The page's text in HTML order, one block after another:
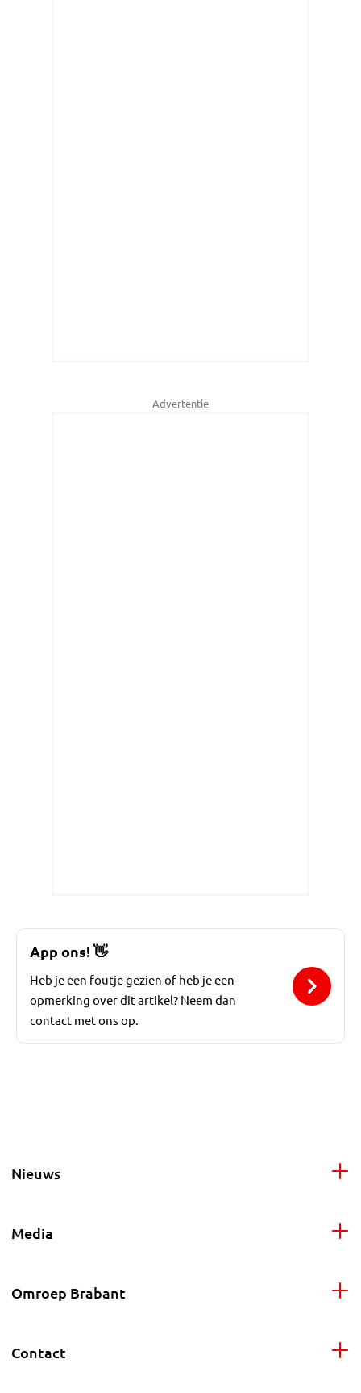
Advertentie
App ons!👋
Heb je een foutje gezien of heb je een
opmerking over dit artikel? Neem dan
contact met ons op.
Nieuws
Media
Omroep Brabant
Contact